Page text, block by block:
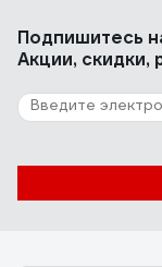
Подпишитесь
Акции, скидки,